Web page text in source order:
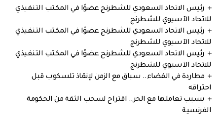
رئيس الاتحاد السعودي للشطرنج عضوًا في المكتب التنفيذي
للاتحاد الآسيوي للشطرنج
رئيس الاتحاد السعودي للشطرنج عضوًا في المكتب التنفيذي
للاتحاد الآسيوي للشطرنج
رئيس الاتحاد السعودي للشطرنج عضوًا في المكتب التنفيذي
للاتحاد الآسيوي للشطرنج
مطاردة في الفضاء.. سباق مع الزمن لإنقاذ تلسكوب قبل
احتراقه
بسبب تعاملها مع الحر.. اقتراح لسحب الثقة من الحكومة
الفرنسية